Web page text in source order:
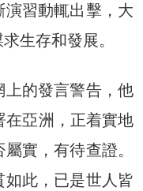
演習動輒出擊，大
生存和發展。
的發言警告，他
在亞洲，正着實地
實，有待查證。
此，已是世人皆